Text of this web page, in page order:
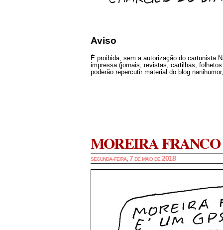
Aviso
É proibida, sem a autorização do cartunista
impressa (jornais, revistas, cartilhas,
poderão repercutir material do blog
MOREIRA FRANCO
segunda-feira, 7 de maio de 2018